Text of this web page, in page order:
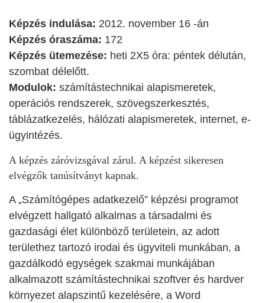
Képzés indulása: 2012. november 16 -án
Képzés óraszáma: 172
Képzés ütemezése: heti 2X5 óra: péntek délután,
szombat délelőtt.
Modulok: számítástechnikai alapismeretek,
operációs rendszerek, szövegszerkesztés,
táblázatkezelés, hálózati alapismeretek, internet, e-
ügyintézés.
A képzés záróvizsgával zárul. A képzést sikeresen
elvégzők tanúsítványt kapnak.
A „Számítógépes adatkezelő” képzési programot
elvégzett hallgató alkalmas a társadalmi és
gazdasági élet különböző területein, az adott
területhez tartozó irodai és ügyviteli munkában, a
gazdálkodó egységek szakmai munkájában
alkalmazott számítástechnikai szoftver és hardver
környezet alapszintű kezelésére, a Word